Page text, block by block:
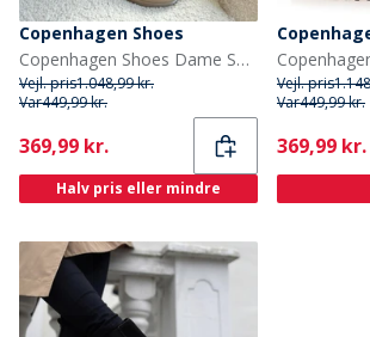
Copenhagen Shoes
Copenhagen Shoes Dame Suede 22 Støvler 099 Army W/Brown Sole
Vejl. pris1.048,99 kr.
Var449,99 kr.
Current
369,99 kr.
Halv pris eller mindre
Vejl. pris
Var449,99 kr.
Current
369,99 kr.